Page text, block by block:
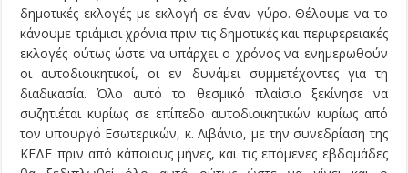
δημοτικές εκλογές με εκλογή σε έναν γύρο. Θέλουμε να το
κάνουμε τριάμισι χρόνια πριν τις δημοτικές και περιφερειακές
εκλογές ούτως ώστε να υπάρχει ο χρόνος να ενημερωθούν
οι αυτοδιοικητικοί, οι εν δυνάμει συμμετέχοντες για τη
διαδικασία. Όλο αυτό το θεσμικό πλαίσιο ξεκίνησε να
συζητιέται κυρίως σε επίπεδο αυτοδιοικητικών κυρίως από
τον υπουργό Εσωτερικών, κ. Λιβάνιο, με την συνεδρίαση της
ΚΕΔΕ πριν από κάποιους μήνες, και τις επόμενες εβδομάδες